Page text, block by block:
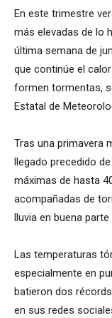
En este trimestre
más elevadas de lo
última semana de
que continúe el
formen tormentas,
Estatal de
Tras una primavera
llegado precedido
máximas de hasta
acompañadas de
lluvia en buena
Las temperaturas
especialmente en
batieron dos
en sus redes